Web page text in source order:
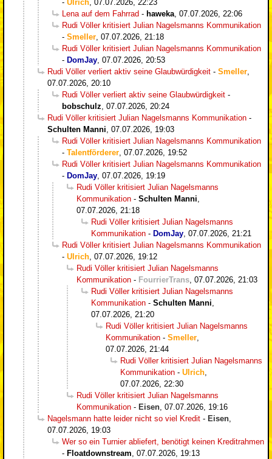
- Ulrich 07.07.2026, 22:23
Lena auf dem Fahrrad - haweka 07.07.2026, 22:06
Rudi Völler kritisiert Julian Nagelsmanns Kommunikation
- Smeller 07.07.2026, 21:18
Rudi Völler kritisiert Julian Nagelsmanns Kommunikation
- DomJay 07.07.2026, 20:53
Rudi Völler verliert aktiv seine Glaubwürdigkeit - Smeller
07.07.2026, 20:10
Rudi Völler verliert aktiv seine Glaubwürdigkeit -
bobschulz 07.07.2026, 20:24
Rudi Völler kritisiert Julian Nagelsmanns Kommunikation -
Schulten Manni 07.07.2026, 19:03
Rudi Völler kritisiert Julian Nagelsmanns Kommunikation
- Talentförderer 07.07.2026, 19:52
Rudi Völler kritisiert Julian Nagelsmanns Kommunikation
- DomJay 07.07.2026, 19:19
Rudi Völler kritisiert Julian Nagelsmanns
Kommunikation - Schulten Manni
07.07.2026, 21:18
Rudi Völler kritisiert Julian Nagelsmanns
Kommunikation - DomJay 07.07.2026, 21:21
Rudi Völler kritisiert Julian Nagelsmanns Kommunikation
- Ulrich 07.07.2026, 19:12
Rudi Völler kritisiert Julian Nagelsmanns
Kommunikation - FourrierTrans 07.07.2026, 21:03
Rudi Völler kritisiert Julian Nagelsmanns
Kommunikation - Schulten Manni
07.07.2026, 21:20
Rudi Völler kritisiert Julian Nagelsmanns
Kommunikation - Smeller
07.07.2026, 21:44
Rudi Völler kritisiert Julian Nagelsmanns
Kommunikation - Ulrich
07.07.2026, 22:30
Rudi Völler kritisiert Julian Nagelsmanns
Kommunikation - Eisen 07.07.2026, 19:16
Nagelsmann hatte leider nicht so viel Kredit - Eisen
07.07.2026, 19:03
Wer so ein Turnier abliefert, benötigt keinen Kreditrahmen
- Floatdownstream 07.07.2026, 19:13